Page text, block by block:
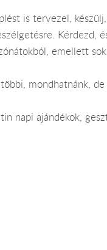
is tervezel,
emellett
mondhatnánk,
napi ajándékok,